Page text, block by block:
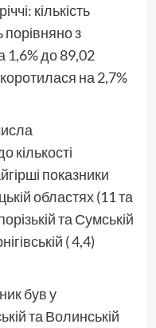
кількість
з
1,6% до 89,02
на 2,7%
кількості
показники
областях (11 та
та Сумській
( 4,4)
був у
та Волинській